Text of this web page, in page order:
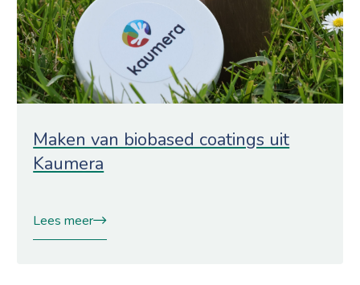
Maken van biobased coatings uit
Kaumera
Lees meer